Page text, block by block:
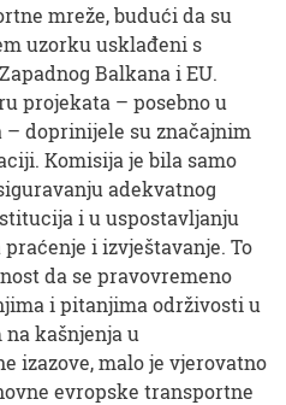
mreže, budući da su
uzorku usklađeni s
Balkana i EU.
projekata – posebno u
doprinijele su značajnim
Komisija je bila samo
adekvatnog
i u uspostavljanju
i izvještavanje. To
da se pravovremeno
i pitanjima održivosti u
kašnjenja u
izazove, malo je vjerovatno
evropske transportne